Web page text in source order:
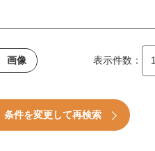
画像 表示件数：
条件を変更して再検索